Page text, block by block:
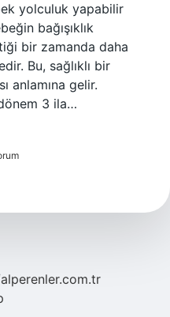
yolculuk yapabilir
bağışıklık
bir zamanda daha
Bu, sağlıklı bir
anlamına gelir.
3 ila…